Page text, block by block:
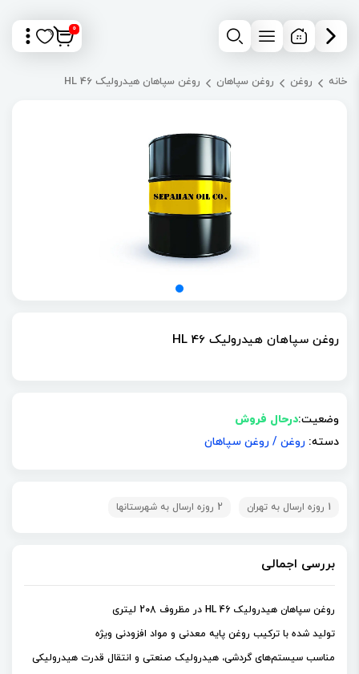
0
خانه روغن روغن سپاهان روغن سپاهان هیدرولیک HL 46
روغن سپاهان هیدرولیک HL 46
وضعیت:درحال فروش
دسته: روغن / روغن سپاهان
1 روزه ارسال به تهران 2 روزه ارسال به شهرستانها
بررسی اجمالی
روغن سپاهان هیدرولیک HL 46 در مظروف 208 لیتری
تولید شده با ترکیب روغن پایه معدنی و مواد افزودنی ویژه
مناسب سیستم‌های گردشی، هیدرولیک صنعتی و انتقال قدرت هیدرولیکی